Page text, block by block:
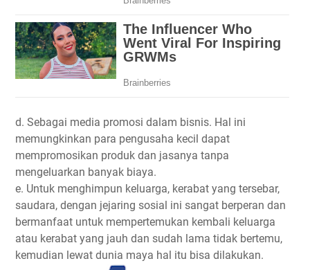
d. Sebagai media promosi dalam bisnis. Hal ini
memungkinkan para pengusaha kecil dapat
mempromosikan produk dan jasanya tanpa
mengeluarkan banyak biaya.
e. Untuk menghimpun keluarga, kerabat yang tersebar,
saudara, dengan jejaring sosial ini sangat berperan dan
bermanfaat untuk mempertemukan kembali keluarga
atau kerabat yang jauh dan sudah lama tidak bertemu,
kemudian lewat dunia maya hal itu bisa dilakukan.